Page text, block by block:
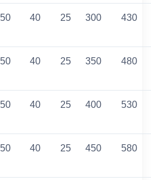
50 40 25 300 430
50 40 25 350 480
50 40 25 400 530
50 40 25 450 580